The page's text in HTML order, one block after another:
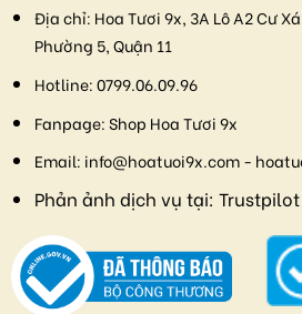
Địa chỉ: Hoa Tươi 9x, 3A Lô A2 Cư
Phường 5, Quận 11
Hotline:0799.06.09.96
Fanpage:Shop Hoa Tươi 9x
Email: info@hoatuoi9x.com -
Phản ảnh dịch vụ tại: Trustpilot